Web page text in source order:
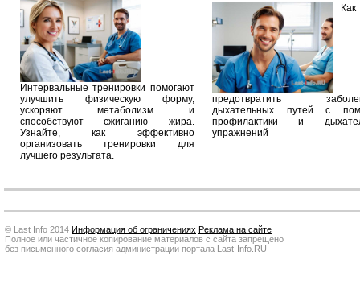
Интервальные тренировки помогают
улучшить физическую форму,
ускоряют метаболизм и
способствуют сжиганию жира.
Узнайте, как эффективно
организовать тренировки для
лучшего результата.
Как
предотвратить
дыхательных путей с
профилактики и
упражнений
© Last Info 2014 Информация об ограничениях Реклама на сайте
Полное или частичное копирование материалов с сайта запрещено
без письменного согласия администрации портала Last-Info.RU